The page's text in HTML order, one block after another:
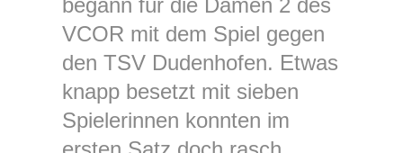
begann für die Damen 2 des
VCOR mit dem Spiel gegen
den TSV Dudenhofen. Etwas
knapp besetzt mit sieben
Spielerinnen konnten im